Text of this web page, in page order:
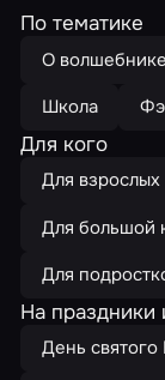
По тематике
О
Школа
Для кого
Для взрослых
Для большой
Для
На праздники
День святого